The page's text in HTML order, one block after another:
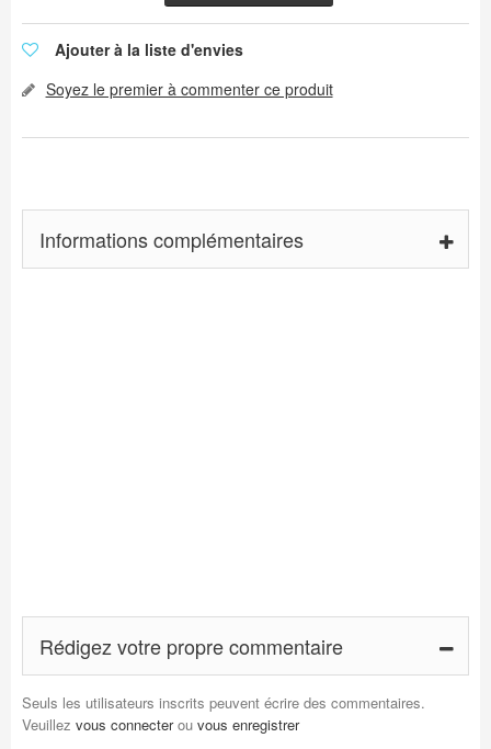
Ajouter à la liste d'envies
Soyez le premier à commenter ce produit
Informations complémentaires
Rédigez votre propre commentaire
Seuls les utilisateurs inscrits peuvent écrire des commentaires.
Veuillez vous connecterou vous enregistrer